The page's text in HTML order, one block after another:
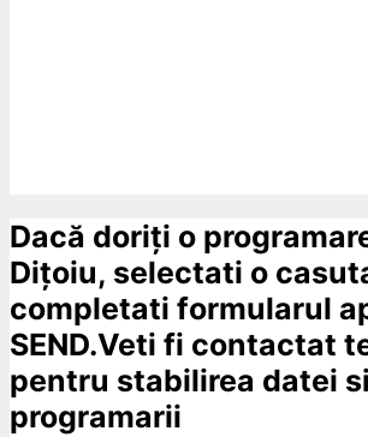
Dacă doriți o
Dițoiu, selectati o
completati formularul
SEND.Veti fi contactat
pentru stabilirea datei
programarii